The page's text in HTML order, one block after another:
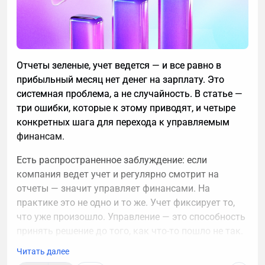
Отчеты зеленые, учет ведется — и все равно в
прибыльный месяц нет денег на зарплату. Это
системная проблема, а не случайность. В статье —
три ошибки, которые к этому приводят, и четыре
конкретных шага для перехода к управляемым
финансам.
Есть распространенное заблуждение: если
компания ведет учет и регулярно смотрит на
отчеты — значит управляет финансами. На
практике это не одно и то же. Учет фиксирует то,
что уже произошло. Управление — это способность
принять решение до того, как что-то пошло не так.
Читать далее